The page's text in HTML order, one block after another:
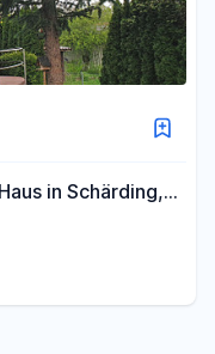
in Schärding,